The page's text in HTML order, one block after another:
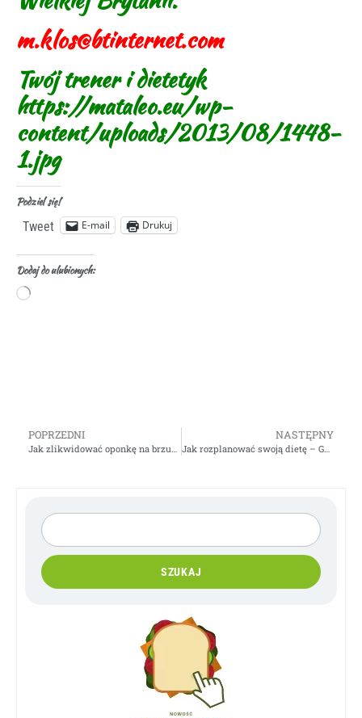
m.klos@btinternet.com
Twój trener i dietetyk
https://mataleo.eu/wp-
content/uploads/2013/08/1448-
1.jpg
Podziel się!
Tweet E-mail Drukuj
Dodaj do ulubionych:
SZUKAJ
POPRZEDNI NASTĘPNY
Jak rozplanować swoją dietę – Gosia Klos